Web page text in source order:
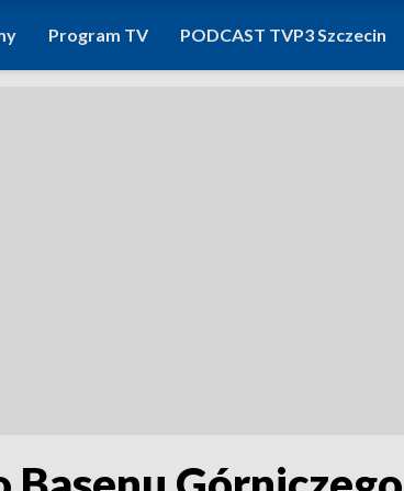
Program TV PODCAST TVP3 Szczecin